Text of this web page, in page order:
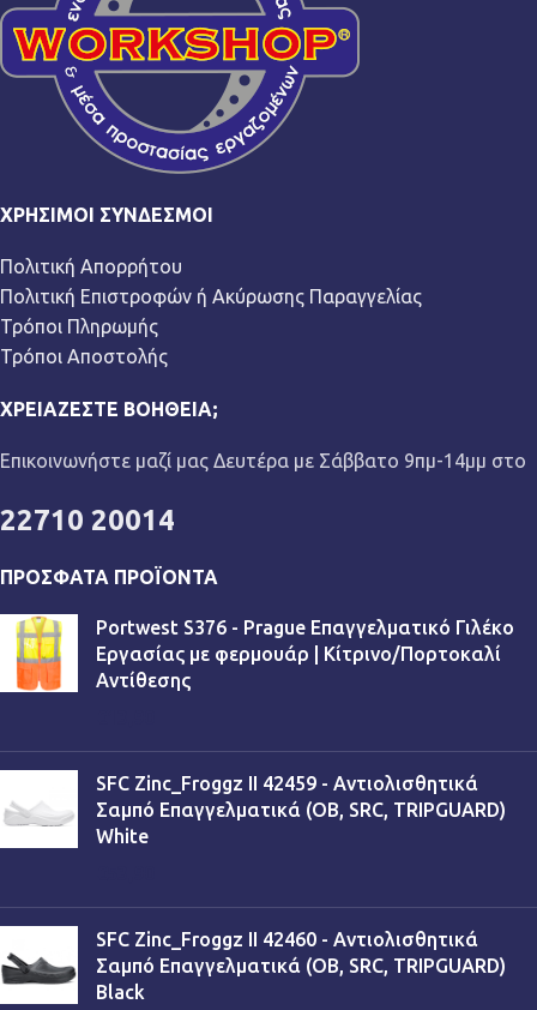
ΧΡΉΣΙΜΟΙ ΣΎΝΔΕΣΜΟΙ
Πολιτική Απορρήτου
Πολιτική Επιστροφών ή Ακύρωσης Παραγγελίας
Τρόποι Πληρωμής
Τρόποι Αποστολής
ΧΡΕΙΆΖΕΣΤΕ ΒΟΉΘΕΙΑ;
Επικοινωνήστε μαζί μας Δευτέρα με Σάββατο 9πμ-14μμ στο
22710 20014
ΠΡΌΣΦΑΤΑ ΠΡΟΪΌΝΤΑ
Portwest S376 - Prague Επαγγελματικό Γιλέκο
Εργασίας με φερμουάρ | Κίτρινο/Πορτοκαλί
Αντίθεσης
SFC Zinc_Froggz II 42459 - Αντιολισθητικά
Σαμπό Επαγγελματικά (OB, SRC, TRIPGUARD)
White
SFC Zinc_Froggz II 42460 - Αντιολισθητικά
Σαμπό Επαγγελματικά (OB, SRC, TRIPGUARD)
Black